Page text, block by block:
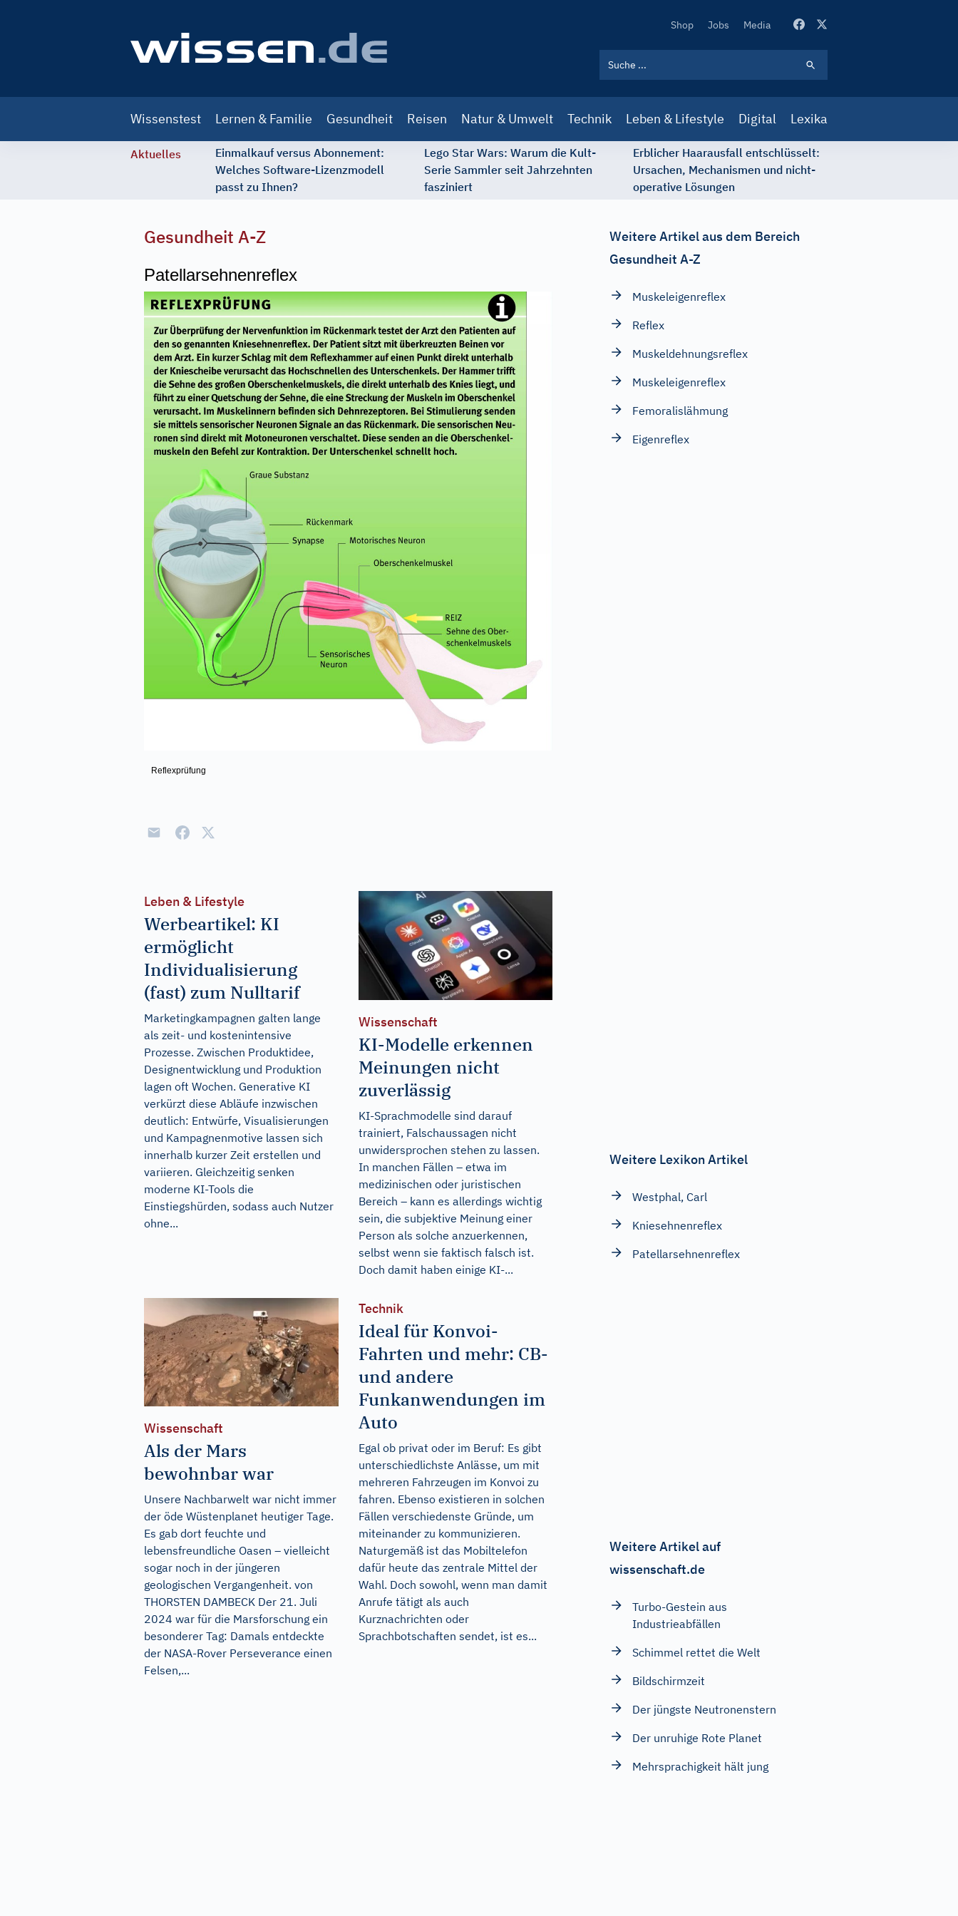
Secondary
Shop Jobs Media
navigation
Wissenstest Lernen & Familie Gesundheit Reisen Natur & Umwelt Technik Leben & Lifestyle Digital Lexika
Aktuelles
Einmalkauf versus Abonnement:
Welches Software-Lizenzmodell
passt zu Ihnen?
Lego Star Wars: Warum die Kult-
Serie Sammler seit Jahrzehnten
fasziniert
Erblicher Haarausfall entschlüsselt:
Ursachen, Mechanismen und nicht-
operative Lösungen
Gesundheit A-Z
Patellarsehnenreflex
Reflexprüfung
Leben & Lifestyle
Werbeartikel: KI
ermöglicht
Individualisierung
(fast) zum Nulltarif
Marketingkampagnen galten lange
als zeit- und kostenintensive
Prozesse. Zwischen Produktidee,
Designentwicklung und Produktion
lagen oft Wochen. Generative KI
verkürzt diese Abläufe inzwischen
deutlich: Entwürfe, Visualisierungen
und Kampagnenmotive lassen sich
innerhalb kurzer Zeit erstellen und
variieren. Gleichzeitig senken
moderne KI-Tools die
Einstiegshürden, sodass auch Nutzer
ohne...
Wissenschaft
KI-Modelle erkennen
Meinungen nicht
zuverlässig
KI-Sprachmodelle sind darauf
trainiert, Falschaussagen nicht
unwidersprochen stehen zu lassen.
In manchen Fällen – etwa im
medizinischen oder juristischen
Bereich – kann es allerdings wichtig
sein, die subjektive Meinung einer
Person als solche anzuerkennen,
selbst wenn sie faktisch falsch ist.
Doch damit haben einige KI-...
Wissenschaft
Als der Mars
bewohnbar war
Unsere Nachbarwelt war nicht immer
der öde Wüstenplanet heutiger Tage.
Es gab dort feuchte und
lebensfreundliche Oasen – vielleicht
sogar noch in der jüngeren
geologischen Vergangenheit. von
THORSTEN DAMBECK Der 21. Juli
2024 war für die Marsforschung ein
besonderer Tag: Damals entdeckte
der NASA-Rover Perseverance einen
Felsen,...
Technik
Ideal für Konvoi-
Fahrten und mehr: CB-
und andere
Funkanwendungen im
Auto
Egal ob privat oder im Beruf: Es gibt
unterschiedlichste Anlässe, um mit
mehreren Fahrzeugen im Konvoi zu
fahren. Ebenso existieren in solchen
Fällen verschiedenste Gründe, um
miteinander zu kommunizieren.
Naturgemäß ist das Mobiltelefon
dafür heute das zentrale Mittel der
Wahl. Doch sowohl, wenn man damit
Anrufe tätigt als auch
Kurznachrichten oder
Sprachbotschaften sendet, ist es...
Weitere Artikel aus dem Bereich
Gesundheit A-Z
Muskeleigenreflex
Reflex
Muskeldehnungsreflex
Muskeleigenreflex
Femoralislähmung
Eigenreflex
Weitere Lexikon Artikel
Westphal, Carl
Kniesehnenreflex
Patellarsehnenreflex
Weitere Artikel auf
wissenschaft.de
Turbo-Gestein aus
Industrieabfällen
Schimmel rettet die Welt
Bildschirmzeit
Der jüngste Neutronenstern
Der unruhige Rote Planet
Mehrsprachigkeit hält jung